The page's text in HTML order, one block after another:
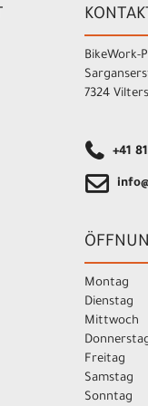
BikeWork-
7324 Vilters
+41
Montag
Dienstag
Mittwoch
Freitag
Samstag
Sonntag